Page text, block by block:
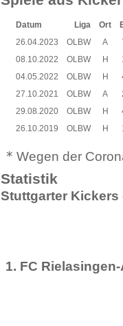
Datum Liga Ort
26.04.2023
OLBW A
08.10.2022
OLBW H
04.05.2022
OLBW H
27.10.2021
OLBW A
29.08.2020
OLBW H
26.10.2019
OLBW H
* Wegen der
Statistik
Stuttgarter Kickers
1. FC